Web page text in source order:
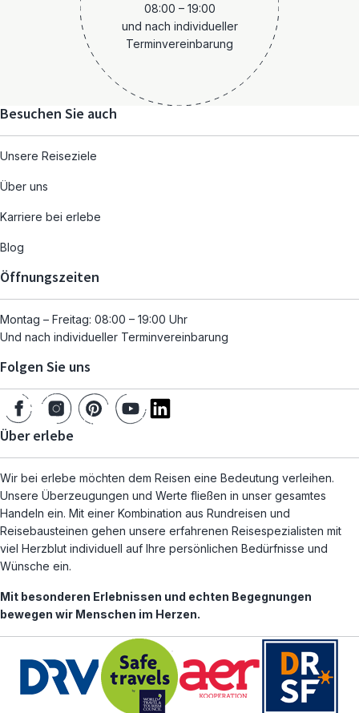
08:00 – 19:00
und nach individueller
Terminvereinbarung
Besuchen Sie auch
Unsere Reiseziele
Über uns
Karriere bei erlebe
Blog
Öffnungszeiten
Montag – Freitag: 08:00 – 19:00 Uhr
Und nach individueller Terminvereinbarung
Folgen Sie uns
Über erlebe
Wir bei erlebe möchten dem Reisen eine Bedeutung verleihen.
Unsere Überzeugungen und Werte fließen in unser gesamtes
Handeln ein. Mit einer Kombination aus Rundreisen und
Reisebausteinen gehen unsere erfahrenen Reisespezialisten mit
viel Herzblut individuell auf Ihre persönlichen Bedürfnisse und
Wünsche ein.
Mit besonderen Erlebnissen und echten Begegnungen
bewegen wir Menschen im Herzen.